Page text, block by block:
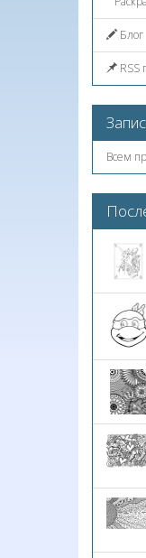
Блог
RSS
Всем